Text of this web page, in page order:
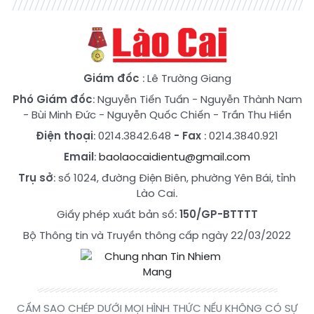
Giám đốc : Lê Trường Giang
Phó Giám đốc:Nguyễn Tiến Tuấn - Nguyễn Thành Nam
- Bùi Minh Đức- Nguyễn Quốc Chiến - Trần Thu Hiền
Điện thoại: 0214.3842.648 - Fax : 0214.3840.921
Email:baolaocaidientu@gmail.com
Trụ sở: số 1024, đường Điện Biên, phường Yên Bái, tỉnh
Lào Cai.
Giấy phép xuất bản số:150/GP-BTTTT
Bộ Thông tin và Truyền thông cấp ngày 22/03/2022
CẤM SAO CHÉP DƯỚI MỌI HÌNH THỨC NẾU KHÔNG CÓ SỰ